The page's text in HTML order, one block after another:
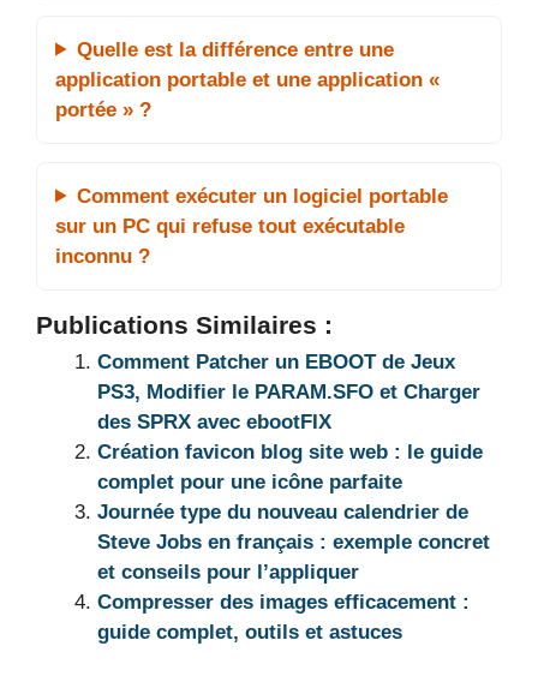
Quelle est la différence entre une
application portable et une application «
portée » ?
Comment exécuter un logiciel portable
sur un PC qui refuse tout exécutable
inconnu ?
Publications Similaires :
Comment Patcher un EBOOT de Jeux
PS3, Modifier le PARAM.SFO et Charger
des SPRX avec ebootFIX
Création favicon blog site web : le guide
complet pour une icône parfaite
Journée type du nouveau calendrier de
Steve Jobs en français : exemple concret
et conseils pour l’appliquer
Compresser des images efficacement :
guide complet, outils et astuces